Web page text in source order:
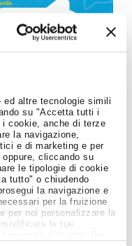
altre tecnologie simili
su "Accetta tutti i
cookie, anche di terze
la navigazione,
e di marketing e per
cliccando su
le tipologie di cookie
tutto" o chiudendo
la navigazione e
per la fruizione
per noi personalizzare la
le tue
DA
E
della Puglia e
il 10 ottobre
Presso il